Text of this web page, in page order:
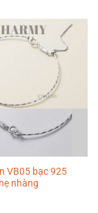
VB05 bạc 925
nhàng